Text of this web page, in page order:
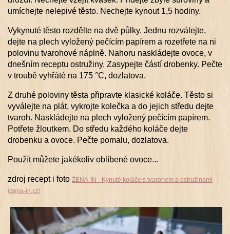
umíchejte nelepivé těsto. Nechejte kynout 1,5 hodiny.
Vykynuté těsto rozdělte na dvě půlky. Jednu rozválejte,
dejte na plech vyložený pečícím papírem a rozetřete na ni
polovinu tvarohové náplně. Nahoru naskládejte ovoce, v
dnešním receptu ostružiny. Zasypejte částí drobenky. Pečte
v troubě vyhřáté na 175 °C, dozlatova.
Z druhé poloviny těsta připravte klasické koláče. Těsto si
vyválejte na plát, vykrojte kolečka a do jejich středu dejte
tvaroh. Naskládejte na plech vyložený pečícím papírem.
Potřete žloutkem. Do středu každého koláče dejte
drobenku a ovoce. Pečte pomalu, dozlatova.
Použít můžete jakékoliv oblíbené ovoce...
zdroj recept i foto ŽENA-IN - Kynuté koláče s tvarohem a ostružinami
(zena-in.cz)